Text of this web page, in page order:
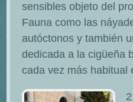
sensibles objeto del
Fauna como las
autóctonos y también
dedicada a la cigüeña
cada vez más habitual